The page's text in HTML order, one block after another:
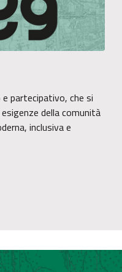
partecipativo, che si
della comunità
inclusiva e